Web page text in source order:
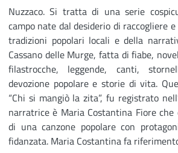
Nuzzaco. Si tratta di una serie
campo nate dal desiderio di raccogliere
tradizioni popolari locali e della
Cassano delle Murge, fatta di fiabe,
filastrocche, leggende, canti,
devozione popolare e storie di vita.
“Chi si mangiò la zita”, fu registrato
narratrice è Maria Costantina Fiore
di una canzone popolare con
fidanzata. Maria Costantina fa